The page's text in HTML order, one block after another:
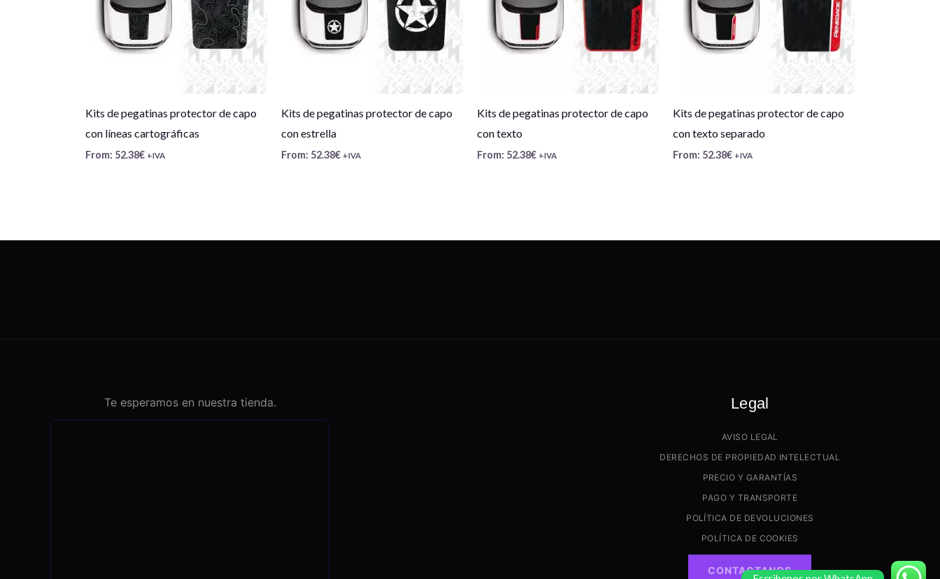
Kits de pegatinas protector de capo
con líneas cartográficas
From: 52.38€ +IVA
Kits de pegatinas protector de capo
con estrella
From: 52.38€ +IVA
Kits de pegatinas protector de capo
con texto
From: 52.38€ +IVA
Kits de pegatinas protector de capo
con texto separado
From: 52.38€ +IVA
Te esperamos en nuestra tienda. Legal
AVISO LEGAL
DERECHOS DE PROPIEDAD INTELECTUAL
PRECIO Y GARANTÍAS
PAGO Y TRANSPORTE
POLÍTICA DE DEVOLUCIONES
POLÍTICA DE COOKIES
CONTACTANOS